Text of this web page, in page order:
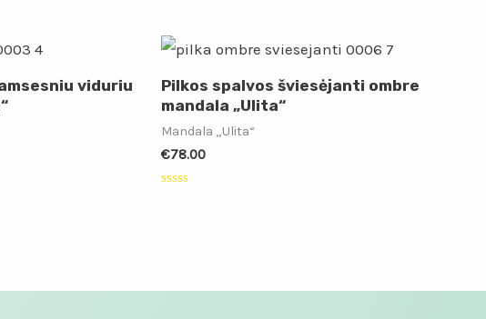
viduriu
Pilkos spalvos šviesėjanti ombre
mandala „Ulita“
Mandala „Ulita“
€78.00